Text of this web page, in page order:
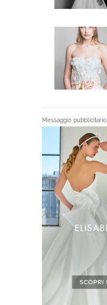
Messaggio pubblicitario